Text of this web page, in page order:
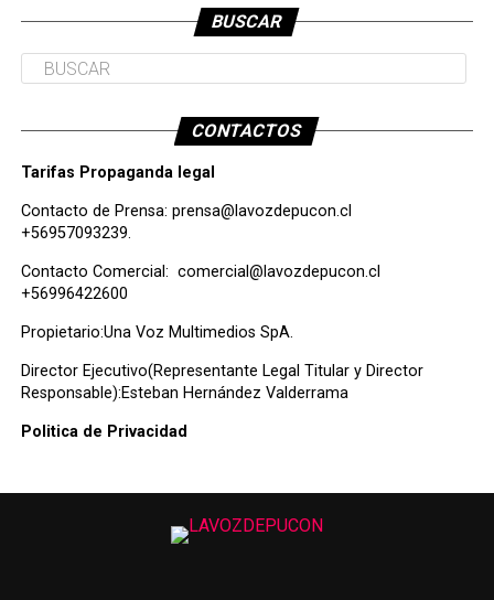
BUSCAR
CONTACTOS
Tarifas Propaganda legal
Contacto de Prensa: prensa@lavozdepucon.cl
+56957093239.
Contacto Comercial: comercial@lavozdepucon.cl
+56996422600
Propietario:Una Voz Multimedios SpA.
Director Ejecutivo(Representante Legal Titular y Director
Responsable):Esteban Hernández Valderrama
Politica de Privacidad